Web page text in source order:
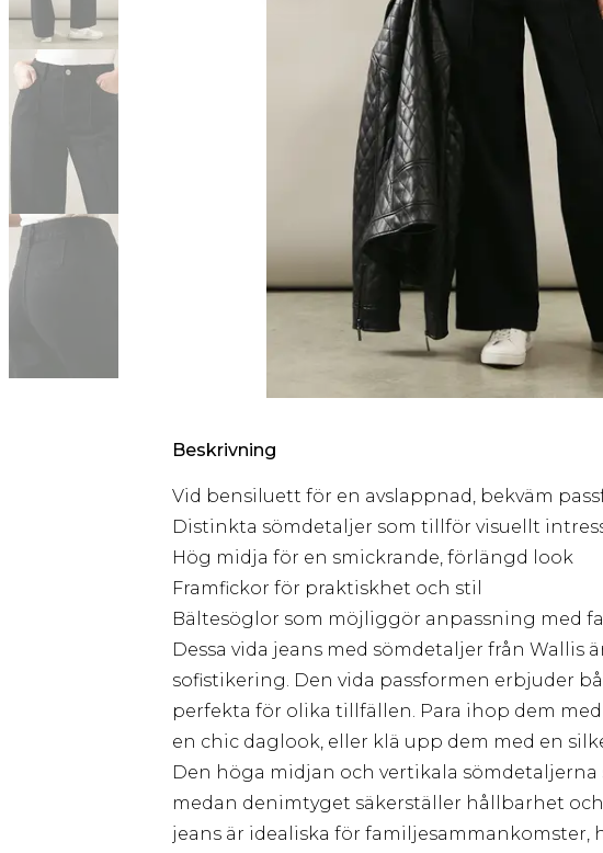
Beskrivning
Vid bensiluett för en avslappnad, bekväm
Distinkta sömdetaljer som tillför visuellt
Hög midja för en smickrande, förlängd look
Framfickor för praktiskhet och stil
Bältesöglor som möjliggör anpassning med
Dessa vida jeans med sömdetaljer från Wallis
sofistikering. Den vida passformen erbjuder
perfekta för olika tillfällen. Para ihop dem
en chic daglook, eller klä upp dem med en
Den höga midjan och vertikala sömdetaljerna
medan denimtyget säkerställer hållbarhet
jeans är idealiska för